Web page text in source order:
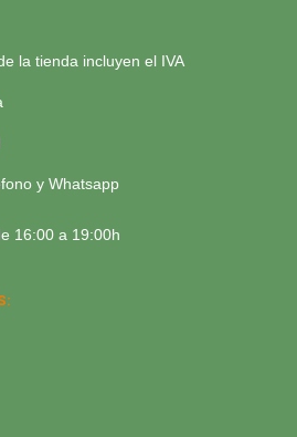
la tienda incluyen el IVA
y Whatsapp
16:00 a 19:00h